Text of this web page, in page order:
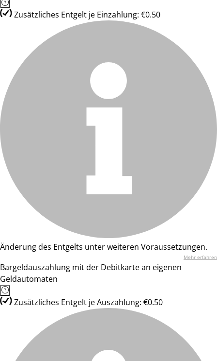
Zusätzliches Entgelt je Einzahlung: €0.50
Änderung des Entgelts unter weiteren Voraussetzungen.
Mehr erfahren
Bargeldauszahlung mit der Debitkarte an eigenen
Geldautomaten
Zusätzliches Entgelt je Auszahlung: €0.50